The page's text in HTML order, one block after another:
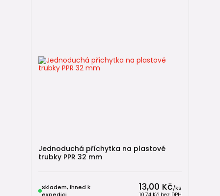
Jednoduchá příchytka na plastové
trubky PPR 32 mm
13,00 Kč/ks
10,74 Kč bez DPH
Skladem, ihned k
expedici